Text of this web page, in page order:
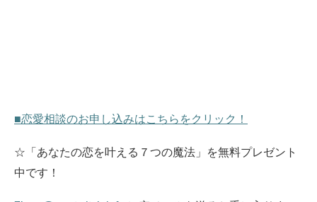
■恋愛相談のお申し込みはこちらをクリック！
☆「あなたの恋を叶える７つの魔法」を無料プレゼント
中です！